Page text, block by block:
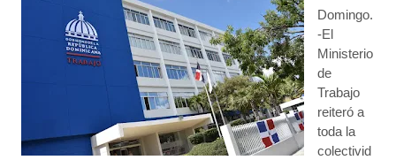
Domingo.
-El
Ministerio
de
Trabajo
reiteró a
toda la
colectivid